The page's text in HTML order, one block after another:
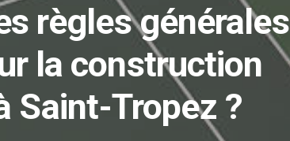
règles générales
la construction
Saint-Tropez ?